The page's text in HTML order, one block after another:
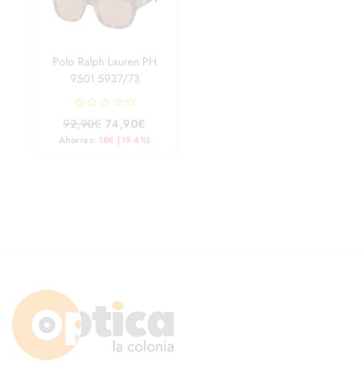
Polo Ralph Lauren PH
9501 5937/73
0
of
92,90€ 74,90€
Ahorras: 18€ (19.4%)